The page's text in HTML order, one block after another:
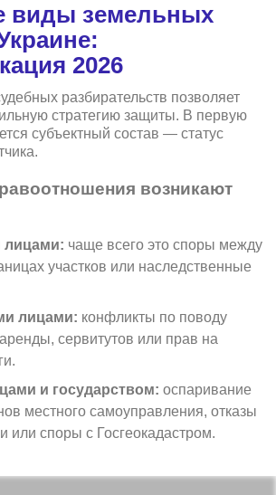
виды земельных
2026
разбирательств позволяет
стратегию защиты. В первую
субъектный состав — статус
возникают
лицами: чаще всего это споры между
участков или наследственные
лицами: конфликты по поводу
сервитутов или прав на
и государством: оспаривание
местного самоуправления, отказы
или споры с Госгеокадастром.